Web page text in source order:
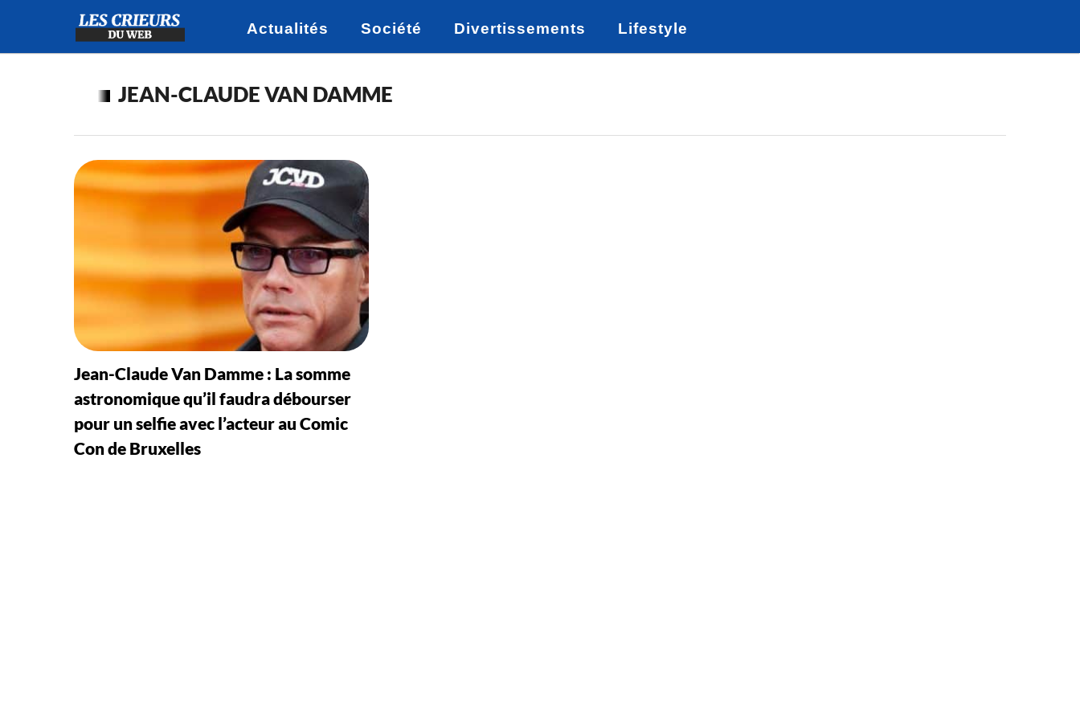
Actualités Société Divertissements Lifestyle
JEAN-CLAUDE VAN DAMME
Jean-Claude Van Damme : La somme
astronomique qu’il faudra débourser
pour un selfie avec l’acteur au Comic
Con de Bruxelles